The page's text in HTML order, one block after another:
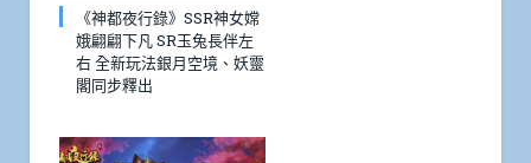
《神都夜行錄》SSR神女嫦
娥翩翩下凡 SR玉兔長伴左
右 全新玩法銀月空境、妖靈
閣同步釋出